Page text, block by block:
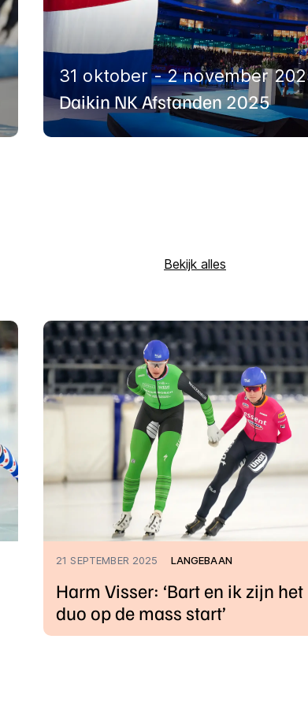
31 oktober - 2 november
Daikin NK Afstanden 2025
Bekijk alles
21 SEPTEMBER 2025 LANGEBAAN
Harm Visser: ‘Bart en ik zijn
duo op de mass start’